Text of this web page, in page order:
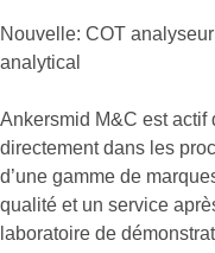
Nouvelle: COT
analytical
Ankersmid M&C est actif
directement dans les
d’une gamme de
qualité et un service
laboratoire de